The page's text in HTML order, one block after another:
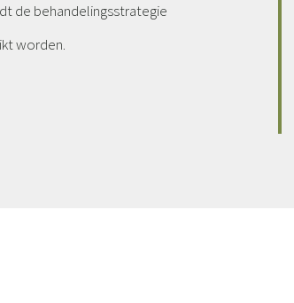
de behandelingsstrategie
worden.